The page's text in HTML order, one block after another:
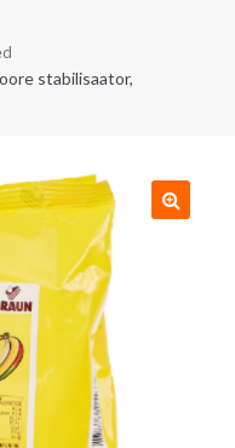
stabilisaator,